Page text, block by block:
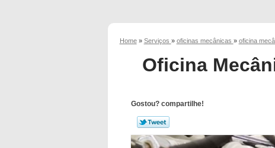
Home » Serviços » oficinas mecânicas » oficina
Oficina
Gostou? compartilhe!